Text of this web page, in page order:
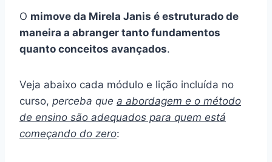
O mimove da Mirela Janis é estruturado de
maneira a abranger tanto fundamentos
quanto conceitos avançados.
Veja abaixo cada módulo e lição incluída no
curso, perceba que a abordagem e o método
de ensino são adequados para quem está
começando do zero: